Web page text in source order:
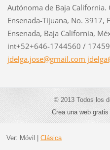
Autónoma de Baja California.
Ensenada-Tijuana, No. 3917,
Ensenada, Baja California,
int+52+646-1744560 /
jdelga.jose@gmail.com
© 2013 Todos los
Crea una web gratis
Ver: Móvil Clásica